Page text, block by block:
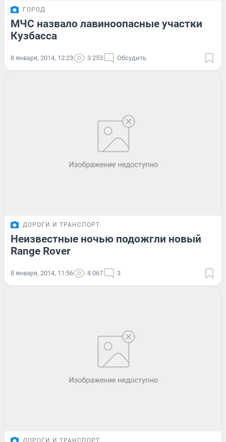
ГОРОД
МЧС назвало лавиноопасные участки
Кузбасса
8 января, 2014, 12:23 3 253 Обсудить
ДОРОГИ И ТРАНСПОРТ
Неизвестные ночью подожгли новый
Range Rover
8 января, 2014, 11:56 8 067 3
ДОРОГИ И ТРАНСПОРТ